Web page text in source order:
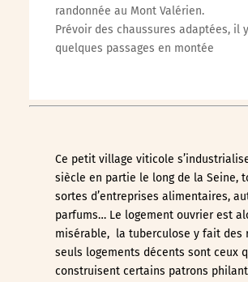
randonnée au Mont Valérien.
Prévoir des chaussures adaptées, il
quelques passages en montée
Ce petit village viticole
siècle en partie le long de la Seine,
sortes d’entreprises alimentaires,
parfums… Le logement ouvrier est
misérable, la tuberculose y fait des
seuls logements décents sont ceux
construisent certains patrons